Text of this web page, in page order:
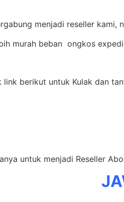
menjadi reseller kami,
murah beban ongkos
link berikut untuk Kulak dan
untuk menjadi Reseller